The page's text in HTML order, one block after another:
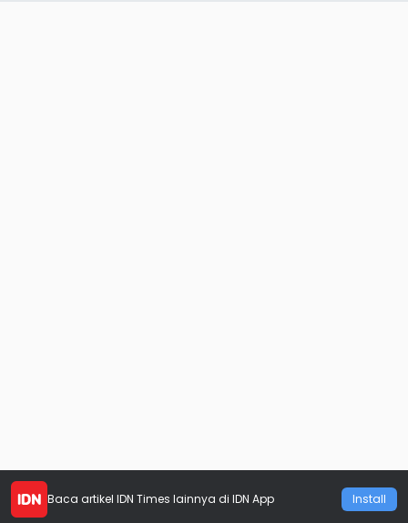
Baca artikel IDN Times lainnya di IDN App Install